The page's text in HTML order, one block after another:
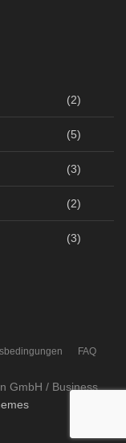
(2)
(5)
(3)
(2)
(3)
FAQ
GmbH / Business